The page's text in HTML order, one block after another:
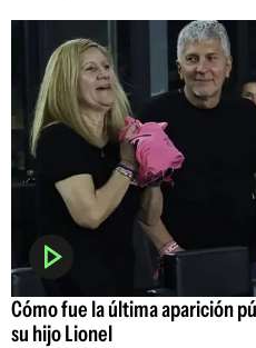
Cómo fue la última aparición
su hijo Lionel